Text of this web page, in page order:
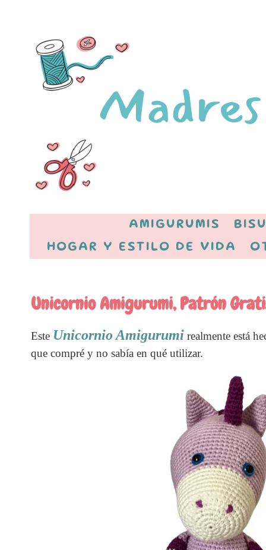
AMIGURUMIS
HOGAR Y ESTILO DE VIDA
Unicornio Amigurumi, Patrón
Este Unicornio Amigurumi realmente está
que compré y no sabía en qué utilizar.